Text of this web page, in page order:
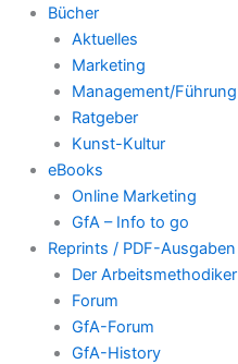
Bücher
Aktuelles
Marketing
Management/Führung
Ratgeber
Kunst-Kultur
eBooks
Online Marketing
GfA – Info to go
Reprints / PDF-Ausgaben
Der Arbeitsmethodiker
Forum
GfA-Forum
GfA-History